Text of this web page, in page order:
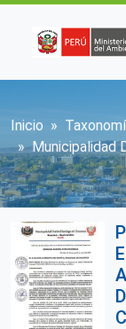
Inicio
Municipalidad